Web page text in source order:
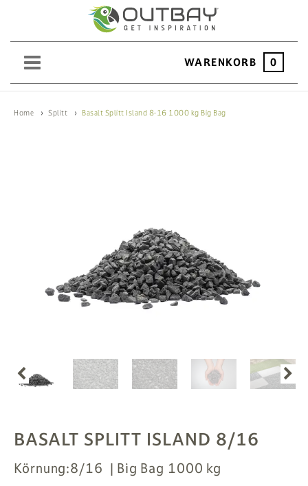
WARENKORB 0
BEWÄSSERUNG
# MAG
Home Splitt Basalt Splitt Island 8-16 1000 kg Big Bag
BASALT SPLITT ISLAND 8/16
Körnung:8/16 Big Bag 1000 kg